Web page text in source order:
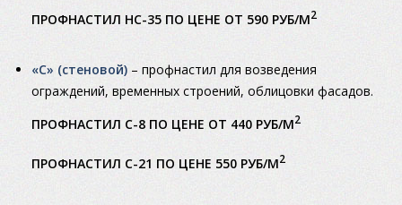
ПРОФНАСТИЛ НС-35 ПО ЦЕНЕ ОТ 590 РУБ/М2
«С» (стеновой) – профнастил для возведения
ограждений, временных строений, облицовки фасадов.
ПРОФНАСТИЛ С-8 ПО ЦЕНЕ ОТ 440 РУБ/М2
ПРОФНАСТИЛ С-21 ПО ЦЕНЕ 550 РУБ/М2